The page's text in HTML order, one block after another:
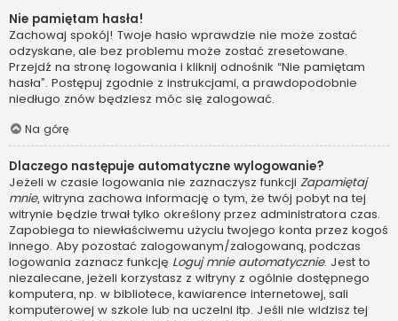
Nie pamiętam hasła!
Zachowaj spokój! Twoje hasło wprawdzie nie może zostać
odzyskane, ale bez problemu może zostać zresetowane.
Przejdź na stronę logowania i kliknij odnośnik “Nie pamiętam
hasła”. Postępuj zgodnie z instrukcjami, a prawdopodobnie
niedługo znów będziesz móc się zalogować.
Na górę
Dlaczego następuje automatyczne wylogowanie?
Jeżeli w czasie logowania nie zaznaczysz funkcji Zapamiętaj
mnie, witryna zachowa informację o tym, że twój pobyt na tej
witrynie będzie trwał tylko określony przez administratora czas.
Zapobiega to niewłaściwemu użyciu twojego konta przez kogoś
innego. Aby pozostać zalogowanym/zalogowaną, podczas
logowania zaznacz funkcję Loguj mnie automatycznie. Jest to
niezalecane, jeżeli korzystasz z witryny z ogólnie dostępnego
komputera, np. w bibliotece, kawiarence internetowej, sali
komputerowej w szkole lub na uczelni itp. Jeśli nie widzisz tej